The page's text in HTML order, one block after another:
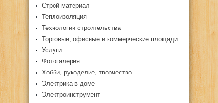
Строй материал
Теплоизоляция
Технологии строительства
Торговые, офисные и коммерческие площади
Услуги
Фотогалерея
Хобби, рукоделие, творчество
Электрика в доме
Электроинструмент